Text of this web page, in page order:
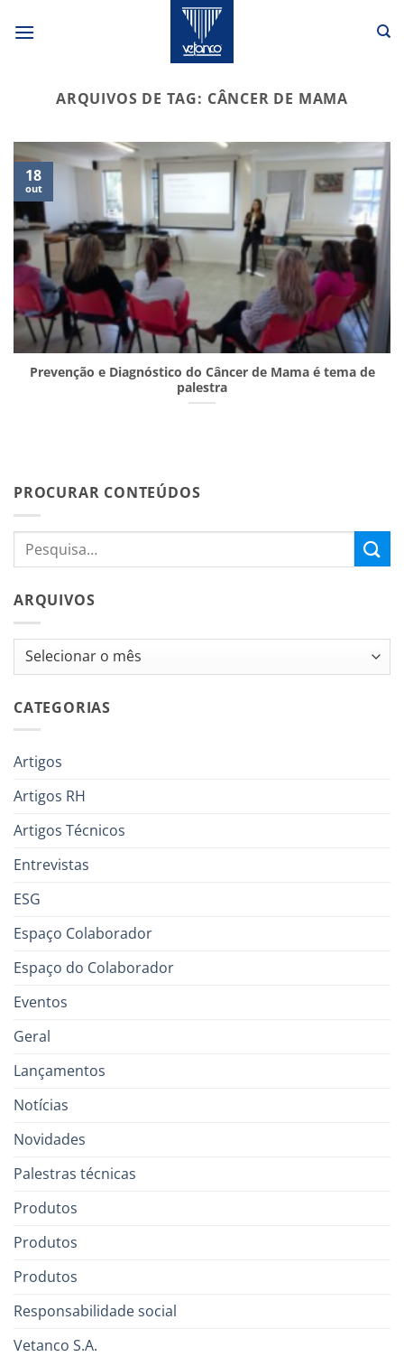
ARQUIVOS DE TAG: CÂNCER DE MAMA
Prevenção e Diagnóstico do Câncer de Mama é tema de
palestra
18
out
PROCURAR CONTEÚDOS
ARQUIVOS
Arquivos
CATEGORIAS
Artigos
Artigos RH
Artigos Técnicos
Entrevistas
ESG
Espaço Colaborador
Espaço do Colaborador
Eventos
Geral
Lançamentos
Notícias
Novidades
Palestras técnicas
Produtos
Produtos
Produtos
Responsabilidade social
Vetanco S.A.